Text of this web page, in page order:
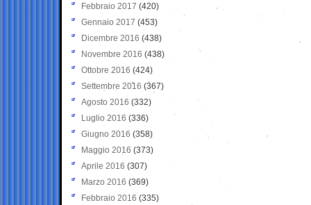
Febbraio 2017 (420)
Gennaio 2017 (453)
Dicembre 2016 (438)
Novembre 2016 (438)
Ottobre 2016 (424)
Settembre 2016 (367)
Agosto 2016 (332)
Luglio 2016 (336)
Giugno 2016 (358)
Maggio 2016 (373)
Aprile 2016 (307)
Marzo 2016 (369)
Febbraio 2016 (335)